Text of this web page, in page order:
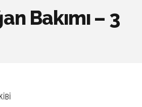
Bakımı – 3